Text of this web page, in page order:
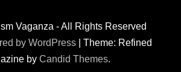
Vaganza - All Rights Reserved
by WordPress
Theme: Refined
by Candid Themes.